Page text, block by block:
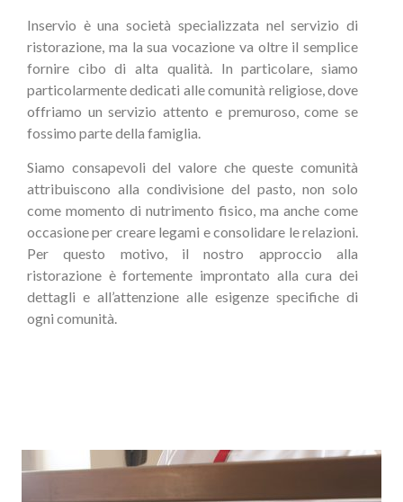
Inservio è una società specializzata nel servizio di
ristorazione, ma la sua vocazione va oltre il semplice
fornire cibo di alta qualità. In particolare, siamo
particolarmente dedicati alle comunità religiose, dove
offriamo un servizio attento e premuroso, come se
fossimo parte della famiglia.
Siamo consapevoli del valore che queste comunità
attribuiscono alla condivisione del pasto, non solo
come momento di nutrimento fisico, ma anche come
occasione per creare legami e consolidare le relazioni.
Per questo motivo, il nostro approccio alla
ristorazione è fortemente improntato alla cura dei
dettagli e all’attenzione alle esigenze specifiche di
ogni comunità.